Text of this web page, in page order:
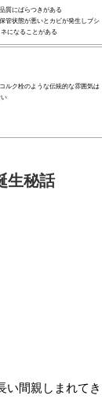
質にばらつきがある
管状態が悪いとカビが発生しブシ
ネになることがある
ルク栓のような伝統的な雰囲気は
い
生秘話
い間親しまれてき